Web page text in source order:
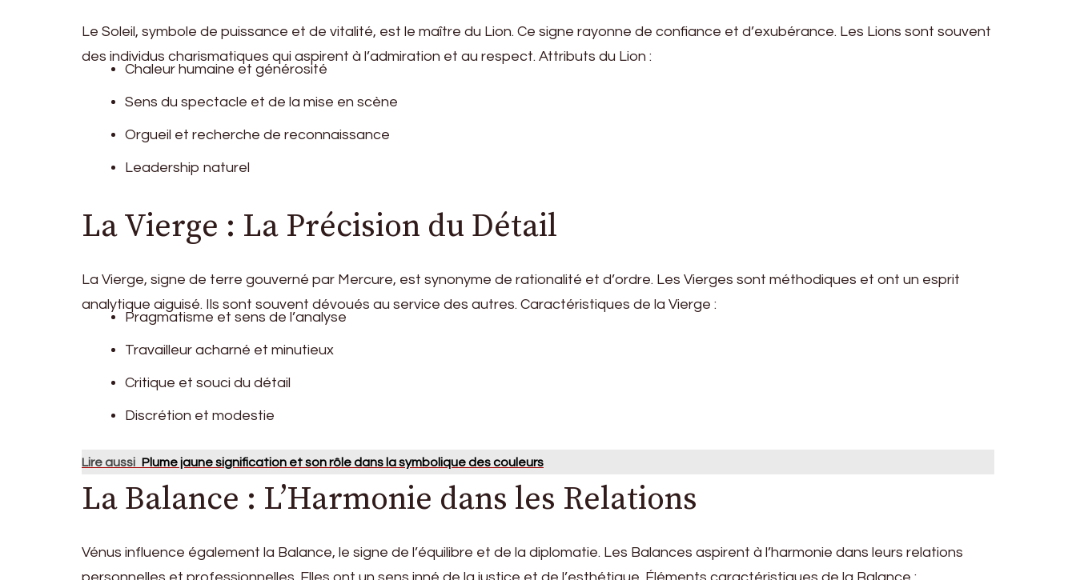
Le Soleil, symbole de puissance et de vitalité, est le maître du Lion. Ce signe rayonne de confiance et d’exubérance. Les Lions sont souvent
des individus charismatiques qui aspirent à l’admiration et au respect. Attributs du Lion :
Chaleur humaine et générosité
Sens du spectacle et de la mise en scène
Orgueil et recherche de reconnaissance
Leadership naturel
La Vierge : La Précision du Détail
La Vierge, signe de terre gouverné par Mercure, est synonyme de rationalité et d’ordre. Les Vierges sont méthodiques et ont un esprit
analytique aiguisé. Ils sont souvent dévoués au service des autres. Caractéristiques de la Vierge :
Pragmatisme et sens de l’analyse
Travailleur acharné et minutieux
Critique et souci du détail
Discrétion et modestie
Lire aussi Plume jaune signification et son rôle dans la symbolique des couleurs
La Balance : L’Harmonie dans les Relations
Vénus influence également la Balance, le signe de l’équilibre et de la diplomatie. Les Balances aspirent à l’harmonie dans leurs relations